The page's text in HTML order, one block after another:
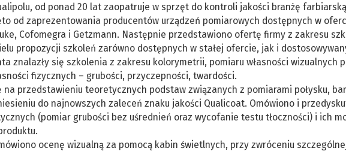
od ponad 20 lat zaopatruje w sprzęt do kontroli jakości branżę
od zaprezentowania producentów urządzeń pomiarowych dostępnych w
Cofomegra i Getzmann. Następnie przedstawiono ofertę firmy z zakresu
propozycji szkoleń zarówno dostępnych w stałej ofercie, jak i
znalazły się szkolenia z zakresu kolorymetrii, pomiaru własności wizualnych
fizycznych – grubości, przyczepności, twardości.
na przedstawieniu teoretycznych podstaw związanych z pomiarami połysku,
do najnowszych zaleceń znaku jakości Qualicoat. Omówiono i
(pomiar grubości bez uśrednień oraz wycofanie testu tłoczności) i ich
ocenę wizualną za pomocą kabin świetlnych, przy zwróceniu